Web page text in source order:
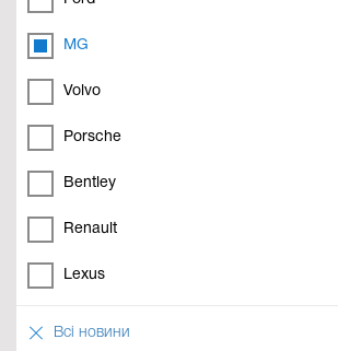
MG
Volvo
Porsche
Bentley
Renault
Lexus
Всі новини